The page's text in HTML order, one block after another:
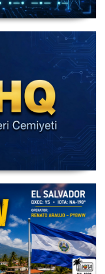
2026
Olacak (Trac